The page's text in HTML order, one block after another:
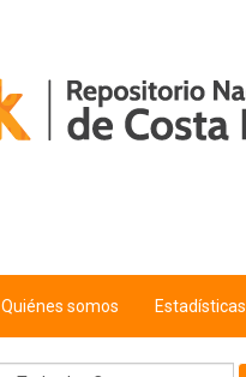
Quiénes somos Estadísticas